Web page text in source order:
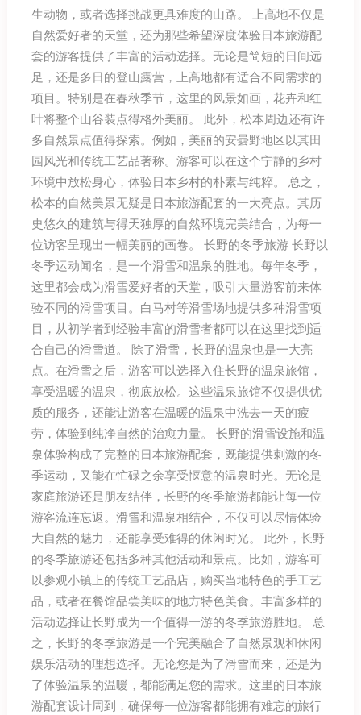
生动物，或者选择挑战更具难度的山路。 上高地不仅是
自然爱好者的天堂，还为那些希望深度体验日本旅游配
套的游客提供了丰富的活动选择。无论是简短的日间远
足，还是多日的登山露营，上高地都有适合不同需求的
项目。特别是在春秋季节，这里的风景如画，花卉和红
叶将整个山谷装点得格外美丽。 此外，松本周边还有许
多自然景点值得探索。例如，美丽的安曇野地区以其田
园风光和传统工艺品著称。游客可以在这个宁静的乡村
环境中放松身心，体验日本乡村的朴素与纯粹。 总之，
松本的自然美景无疑是日本旅游配套的一大亮点。其历
史悠久的建筑与得天独厚的自然环境完美结合，为每一
位访客呈现出一幅美丽的画卷。 长野的冬季旅游 长野以
冬季运动闻名，是一个滑雪和温泉的胜地。每年冬季，
这里都会成为滑雪爱好者的天堂，吸引大量游客前来体
验不同的滑雪项目。白马村等滑雪场地提供多种滑雪项
目，从初学者到经验丰富的滑雪者都可以在这里找到适
合自己的滑雪道。 除了滑雪，长野的温泉也是一大亮
点。在滑雪之后，游客可以选择入住长野的温泉旅馆，
享受温暖的温泉，彻底放松。这些温泉旅馆不仅提供优
质的服务，还能让游客在温暖的温泉中洗去一天的疲
劳，体验到纯净自然的治愈力量。 长野的滑雪设施和温
泉体验构成了完整的日本旅游配套，既能提供刺激的冬
季运动，又能在忙碌之余享受惬意的温泉时光。无论是
家庭旅游还是朋友结伴，长野的冬季旅游都能让每一位
游客流连忘返。滑雪和温泉相结合，不仅可以尽情体验
大自然的魅力，还能享受难得的休闲时光。 此外，长野
的冬季旅游还包括多种其他活动和景点。比如，游客可
以参观小镇上的传统工艺品店，购买当地特色的手工艺
品，或者在餐馆品尝美味的地方特色美食。丰富多样的
活动选择让长野成为一个值得一游的冬季旅游胜地。 总
之，长野的冬季旅游是一个完美融合了自然景观和休闲
娱乐活动的理想选择。无论您是为了滑雪而来，还是为
了体验温泉的温暖，都能满足您的需求。这里的日本旅
游配套设计周到，确保每一位游客都能拥有难忘的旅行